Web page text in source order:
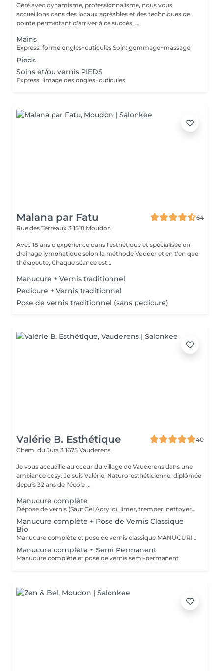
Géré avec dynamisme, professionnalisme, nous vous
accueillons dans des locaux agréables et des techniques de
pointe permettant d'arriver à ce succès, ...
Mains
Express: forme ongles+cuticules Soin: gommage+massage
Pieds
Soins et/ou vernis PIEDS
Express: limage des ongles+cuticules
Malana par Fatu
64
Rue des Terreaux 3 1510 Moudon
Avec 18 ans d'expérience dans l'esthétique et spécialisée en
drainage lymphatique selon la méthode Vodder et en t'en que
thérapeute, Chaque séance est...
Manucure + Vernis traditionnel
Pedicure + Vernis traditionnel
Pose de vernis traditionnel (sans pedicure)
Valérie B. Esthétique
40
Chem. du Jura 3 1675 Vauderens
Je vous accueille au coeur du village de Vauderens dans une
ambiance cosy. Je suis Valérie, Naturo-esthéticienne, diplômée
depuis 32 ans de l'école ...
Manucure complète
Dépose de vernis (Sauf Gel Acrylic), limer, tremper, nettoyer les ongles, gommer puis massage, masque et terminer par une crème de soin. Pour des mains douces, souples et nourrit.
Manucure complète + Pose de Vernis Classique
Bio
Manucure complète et pose de vernis classique MANUCURIST Green. Vernis bio sourcé à 84% à base mais, manioc, patate douce, sucre de canne, coton, bambou, coco. Végan et non testé sur les animaux.
Manucure complète + Semi Permanent
Manucure complète et pose de vernis semi-permanent